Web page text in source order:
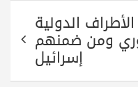
الدولية
ومن ضمنهم
إسرائيل